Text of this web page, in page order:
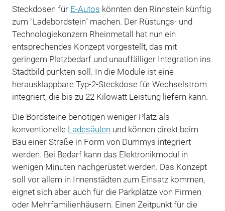
Steckdosen für E-Autos könnten den Rinnstein künftig
zum "Ladebordstein" machen. Der Rüstungs- und
Technologiekonzern Rheinmetall hat nun ein
entsprechendes Konzept vorgestellt, das mit
geringem Platzbedarf und unauffälliger Integration ins
Stadtbild punkten soll. In die Module ist eine
herausklappbare Typ-2-Steckdose für Wechselstrom
integriert, die bis zu 22 Kilowatt Leistung liefern kann.
Die Bordsteine benötigen weniger Platz als
konventionelle Ladesäulen und können direkt beim
Bau einer Straße in Form von Dummys integriert
werden. Bei Bedarf kann das Elektronikmodul in
wenigen Minuten nachgerüstet werden. Das Konzept
soll vor allem in Innenstädten zum Einsatz kommen,
eignet sich aber auch für die Parkplätze von Firmen
oder Mehrfamilienhäusern. Einen Zeitpunkt für die